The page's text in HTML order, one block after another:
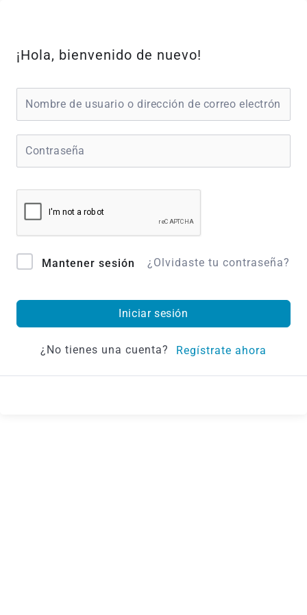
contenido
¡Hola, bienvenido de nuevo!
Mantener sesión ¿Olvidaste tu contraseña?
Iniciar sesión
¿No tienes una cuenta? Regístrate ahora